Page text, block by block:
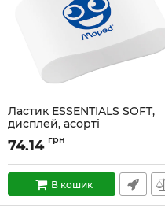
Ластик ESSENTIALS SOFT,
дисплей, асорті
74.14 грн
В кошик